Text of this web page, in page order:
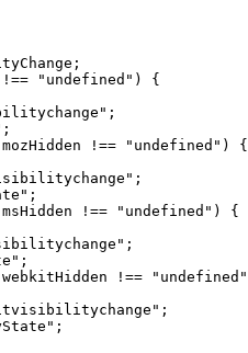
"undefined") {
!== "undefined") {
!== "undefined") {
!==